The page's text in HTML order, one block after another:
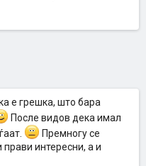
е грешка, што бара
После видов дека имал
Премногу се
интересни, а и